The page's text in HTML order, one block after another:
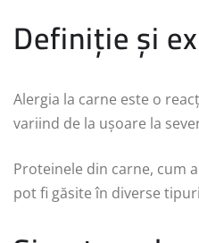
Definiție și
Alergia la carne este o
variind de la ușoare la
Proteinele din carne, cum
pot fi găsite în diverse